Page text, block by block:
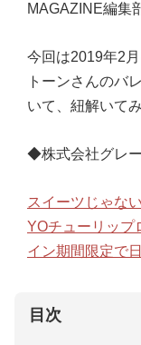
MAGAZINE編集
今回は2019年2
トーンさんのバ
いて、紐解いて
◆株式会社グレ
スイーツじゃな
YOチューリップ
イン期間限定で
目次